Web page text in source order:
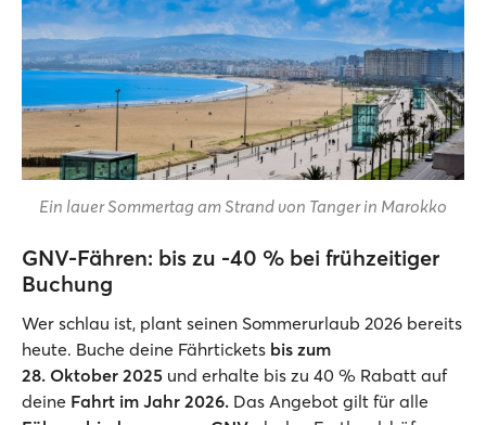
Ein lauer Sommertag am Strand von Tanger in Marokko
GNV-Fähren: bis zu -40 % bei frühzeitiger
Buchung
Wer schlau ist, plant seinen Sommerurlaub 2026 bereits
heute. Buche deine Fährtickets bis zum
28. Oktober 2025 und erhalte bis zu 40 % Rabatt auf
deine Fahrt im Jahr 2026. Das Angebot gilt für alle